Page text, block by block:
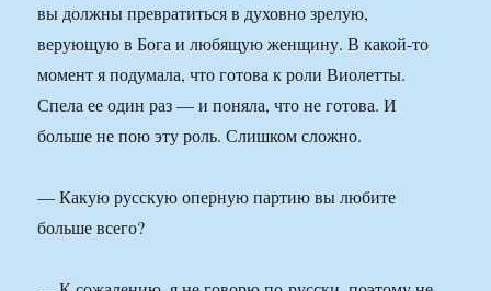
вы должны превратиться в духовно зрелую,
верующую в Бога и любящую женщину. В какой-то
момент я подумала, что готова к роли Виолетты.
Спела ее один раз — и поняла, что не готова. И
больше не пою эту роль. Слишком сложно.
— Какую русскую оперную партию вы любите
больше всего?